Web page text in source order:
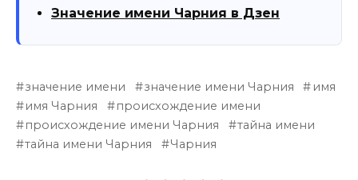
Значение имени Чарния в Дзен
значение имени значение имени Чарния
имя
имя Чарния
происхождение имени
происхождение имени Чарния
тайна имени
тайна имени Чарния
Чарния